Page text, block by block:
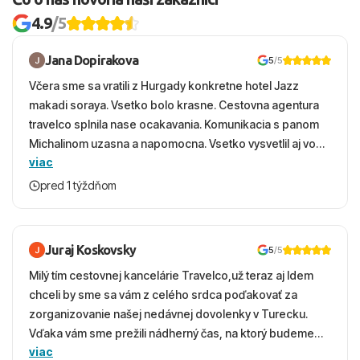
4.9/5
Jana Dopirakova 5/5
Včera sme sa vratili z Hurgady konkretne hotel Jazz
makadi soraya. Vsetko bolo krasne. Cestovna agentura
travelco splnila nase ocakavania. Komunikacia s panom
Michalinom uzasna a napomocna. Vsetko vysvetlil aj vo
vecernych hodinach zaco sa ospravedlnujem. Hotel
krasny, cisty. Sluzby top. Strava, prostredie, more,
viac
pred 1 týždňom
Juraj Koskovsky 5/5
Milý tím cestovnej kancelárie Travelco,už teraz aj Idem
chceli by sme sa vám z celého srdca poďakovať za
zorganizovanie našej nedávnej dovolenky v Turecku.
Vďaka vám sme prežili nádherný čas, na ktorý budeme
ešte dlho s úsmevom spomínať. ​Všetko prebehlo
viac